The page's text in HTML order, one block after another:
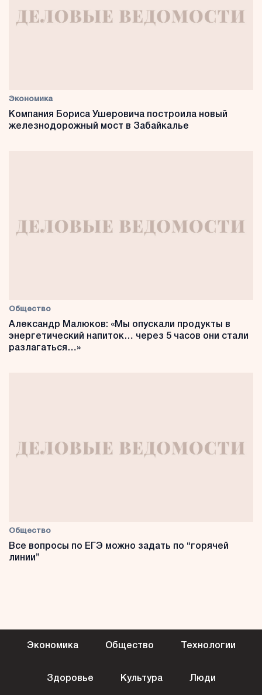
Экономика
Компания Бориса Ушеровича построила новый
железнодорожный мост в Забайкалье
Общество
Александр Малюков: «Мы опускали продукты в
энергетический напиток… через 5 часов они стали
разлагаться…»
Общество
Все вопросы по ЕГЭ можно задать по “горячей
линии”
Экономика Общество Технологии
Здоровье Культура Люди